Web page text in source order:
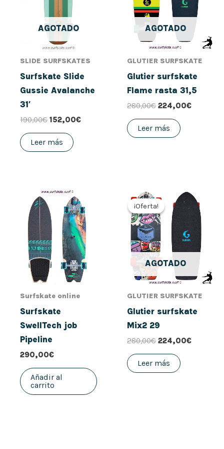
AGOTADO
SLIDE SURFSKATES
Surfskate Slide
Gussie Avalanche
31′
190,00€ 152,00€
Leer más
AGOTADO
GLUTIER SURFSKATE
Glutier surfskate
Flame rasta 31,5
280,00€ 224,00€
Leer más
Surfskate online
Surfskate
SwellTech job
Pipeline
290,00€
Añadir al
carrito
¡Oferta!
AGOTADO
¡Oferta!
GLUTIER SURFSKATE
Glutier surfskate
Mix2 29
280,00€
precio
original
era:
280,00€.
224,00€
precio
actual
es:
Leer más